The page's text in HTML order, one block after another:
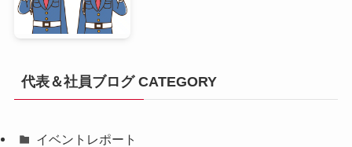
代表＆社員ブログ CATEGORY
イベントレポート